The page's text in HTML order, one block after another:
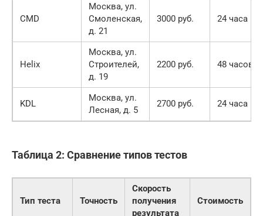
CMD
Москва, ул.
Смоленская,
д. 21
3000 руб. 24 часа
Helix
Москва, ул.
Строителей,
д. 19
2200 руб. 48 часов
KDL
Москва, ул.
Лесная, д. 5
2700 руб. 24 часа
Таблица 2: Сравнение типов тестов
Тип теста Точность
Скорость
получения
результата
Стоимость